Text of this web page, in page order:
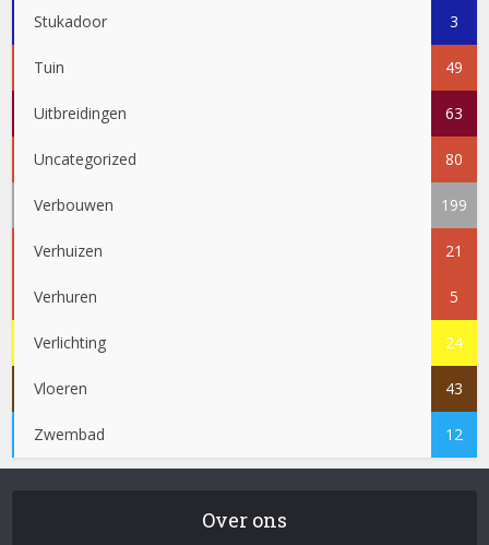
Stukadoor 3
Tuin 49
Uitbreidingen 63
Uncategorized 80
Verbouwen 199
Verhuizen 21
Verhuren 5
Verlichting 24
Vloeren 43
Zwembad 12
Over ons